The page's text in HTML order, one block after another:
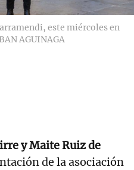
este miércoles en
AGUINAGA
y Maite Ruiz de
de la asociación